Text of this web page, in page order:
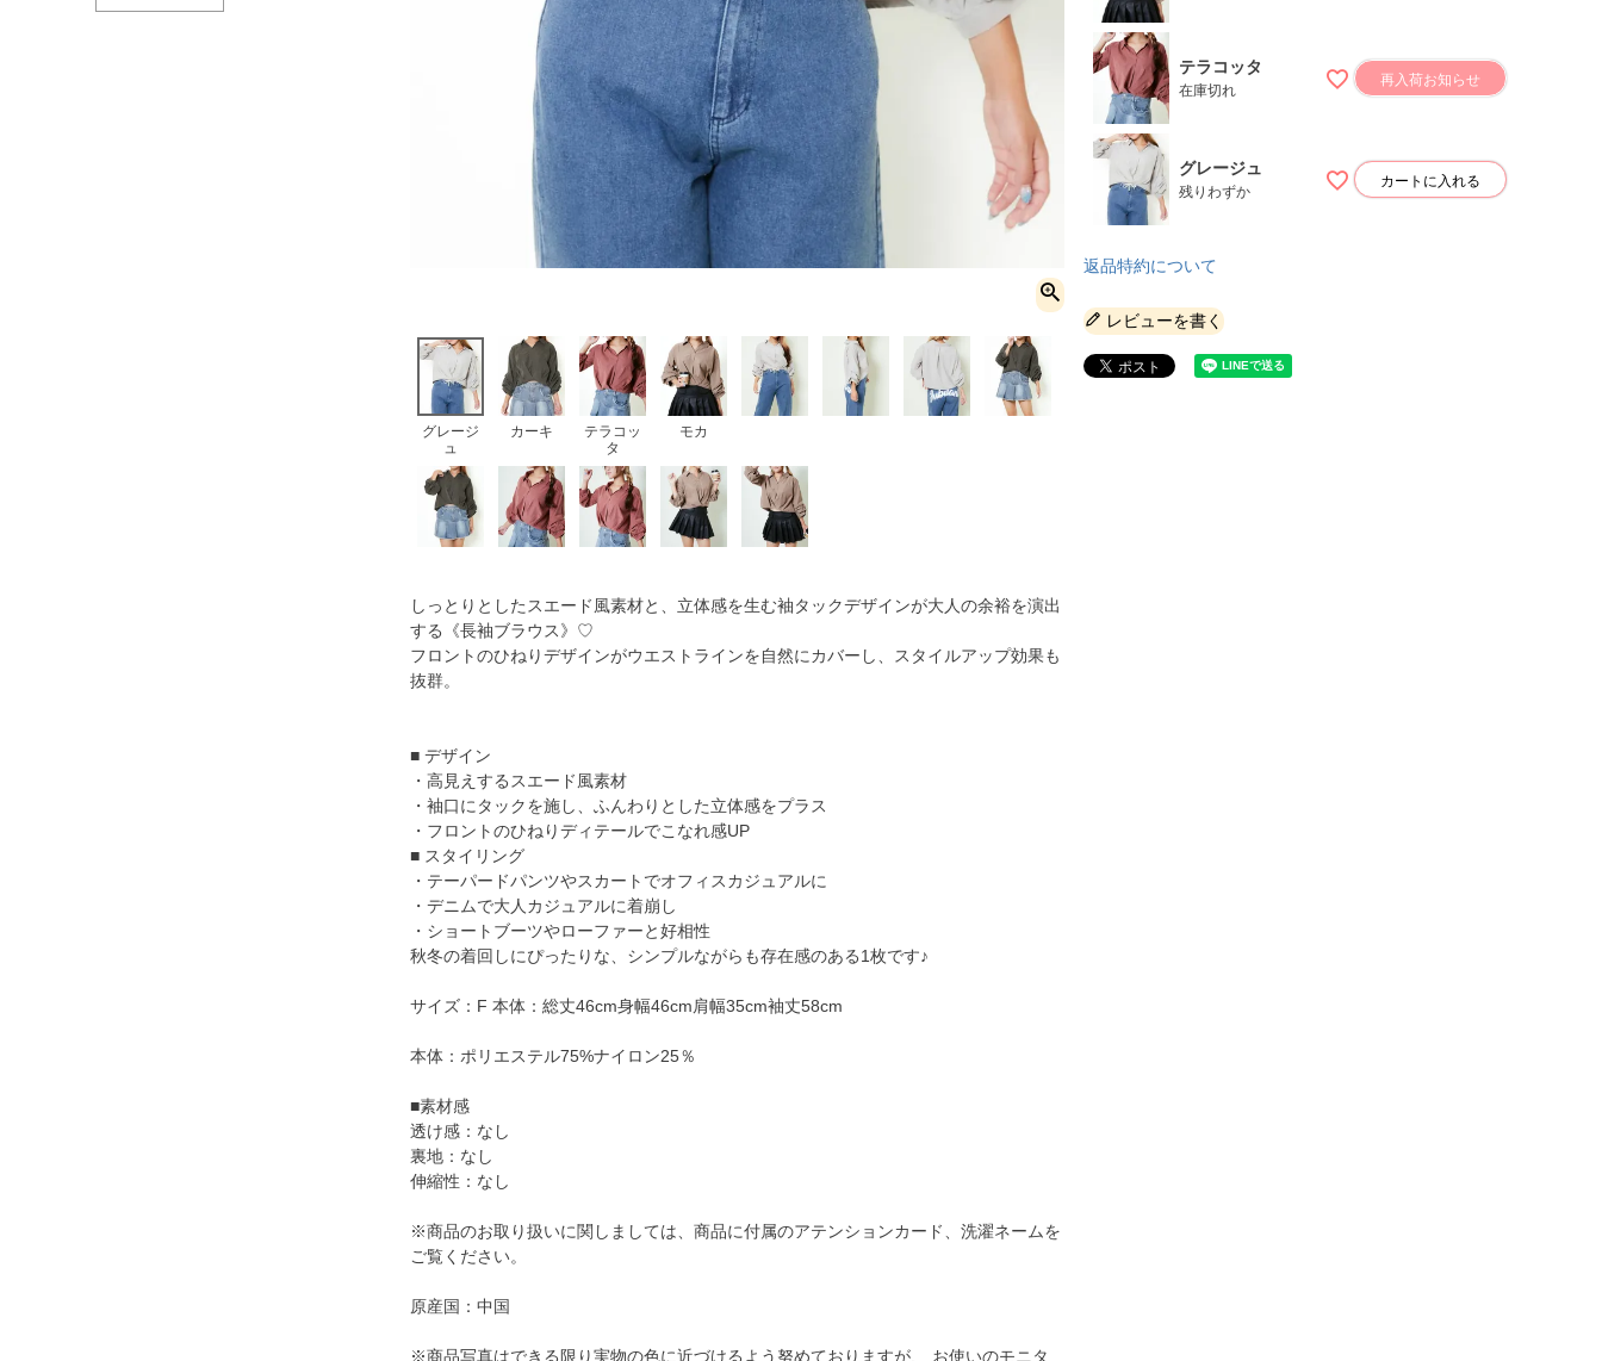
グレージ
ュ
カーキ
テラコッ
タ
モカ
しっとりとしたスエード風素材と、立体感を生む袖タックデザインが大人の余裕を演出
する《長袖ブラウス》♡
フロントのひねりデザインがウエストラインを自然にカバーし、スタイルアップ効果も
抜群。
■ デザイン
・高見えするスエード風素材
・袖口にタックを施し、ふんわりとした立体感をプラス
・フロントのひねりディテールでこなれ感UP
■ スタイリング
・テーパードパンツやスカートでオフィスカジュアルに
・デニムで大人カジュアルに着崩し
・ショートブーツやローファーと好相性
秋冬の着回しにぴったりな、シンプルながらも存在感のある1枚です♪
サイズ：F 本体：総丈46cm身幅46cm肩幅35cm袖丈58cm
本体：ポリエステル75%ナイロン25％
■素材感
透け感：なし
裏地：なし
伸縮性：なし
※商品のお取り扱いに関しましては、商品に付属のアテンションカード、洗濯ネームを
ご覧ください。
原産国：中国
※商品写真はできる限り実物の色に近づけるよう努めておりますが、 お使いのモニタ
テラコッタ
在庫切れ
再入荷お知らせ
グレージュ
残りわずか
カートに入れる
返品特約について
レビューを書く